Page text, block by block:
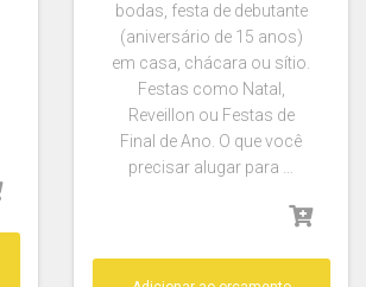
bodas, festa de debutante
(aniversário de 15 anos)
em casa, chácara ou sítio.
Festas como Natal,
Reveillon ou Festas de
Final de Ano. O que você
precisar alugar para …